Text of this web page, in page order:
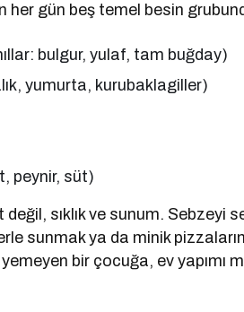
her gün beş temel besin
bulgur, yulaf, tam buğday)
yumurta, kurubaklagiller)
peynir, süt)
sıklık ve sunum. Sebzeyi
sunmak ya da minik
bir çocuğa, ev yapımı